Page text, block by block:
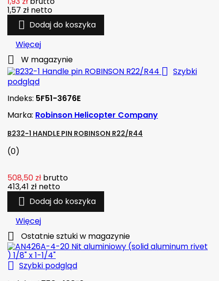
1,57 zł netto
 Dodaj do koszyka
Więcej
 W magazynie
 Szybki
podgląd
Indeks: 5F51-3676E
Marka: Robinson Helicopter Company
B232-1 HANDLE PIN ROBINSON R22/R44
(0)
508,50 zł brutto
413,41 zł netto
 Dodaj do koszyka
Więcej
 Ostatnie sztuki w magazynie
 Szybki podgląd